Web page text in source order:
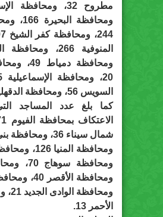
ومحافظة
ومحافظة
السويس 56، ومحافظة الدقهلية 292.
كما بلغ عدد المساجد
الأحمر 13.